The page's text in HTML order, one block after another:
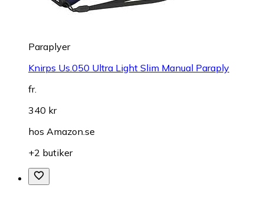
Paraplyer
Knirps Us.050 Ultra Light Slim Manual Paraply
fr.
340 kr
hos Amazon.se
+2 butiker